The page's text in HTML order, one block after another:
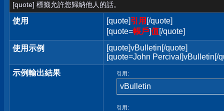
[quote] 標籤允許您歸納他人的話。
使用 [quote]引用 [/quote]
[quote=帳戶]值[/quote]
使用示例
[quote]vBulletin[/quote]
[quote=John Percival]vBulletin[/
示例輸出結果
引用:
vBulletin
引用: